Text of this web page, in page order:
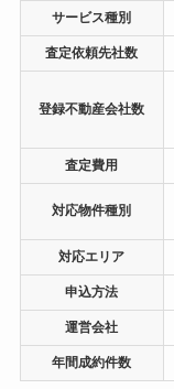
サービス種別
査定依頼先社数
登録不動産会社数
査定費用
対応物件種別
対応エリア
申込方法
運営会社
年間成約件数